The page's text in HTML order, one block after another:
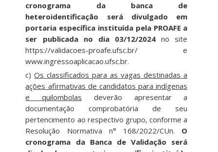
cronograma da banca de
heteroidentificação será divulgado em
portaria específica instituída pela PROAFE a
ser publicada no dia 03/12/2024no site
https://validacoes-proafe.ufsc.br/ e
www.ingressoaplicacao.ufsc.br.
c)Os classificados para as vagas destinadas a
ações afirmativas de candidatos para indígenas
e quilombolas deverão apresentar a
documentação comprobatória de seu
pertencimento ao respectivo grupo, conforme a
Resolução Normativa n° 168/2022/CUn. O
cronograma da Banca de Validação será